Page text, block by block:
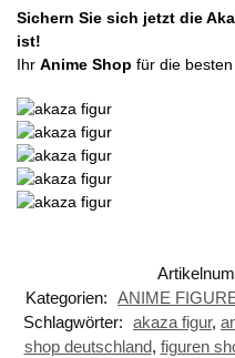
Sichern Sie sich jetzt die
ist!
Ihr Anime Shop für die besten
Kategorien: ANIME
Schlagwörter: akaza figur,
shop deutschland, figuren